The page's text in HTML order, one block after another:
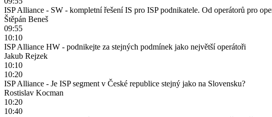
ISP Alliance - SW - kompletní řešení IS pro ISP podnikatele. Od operátorů pro
Štěpán Beneš
09:55
10:10
ISP Alliance HW - podnikejte za stejných podmínek jako největší operátoři
Jakub Rejzek
10:10
10:20
ISP Alliance - Je ISP segment v České republice stejný jako na Slovensku?
Rostislav Kocman
10:20
10:40